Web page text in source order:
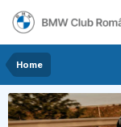
Home